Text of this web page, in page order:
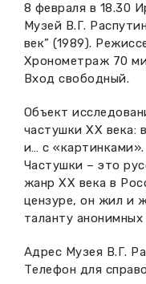
8 февраля в 18.30
Музей В.Г.
век” (1989).
Хронометраж 70
Вход свободный.
Объект
частушки ХХ века:
и… с «картинками».
Частушки – это
жанр ХХ века в
цензуре, он жил и
таланту анонимных
Адрес Музея В.Г.
Телефон для